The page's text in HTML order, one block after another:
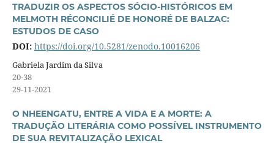
TRADUZIR OS ASPECTOS SÓCIO-HISTÓRICOS EM
MELMOTH RÉCONCILIÉ DE HONORÉ DE BALZAC:
ESTUDOS DE CASO
DOI: https://doi.org/10.5281/zenodo.10016206
Gabriela Jardim da Silva
20-38
29-11-2021
O NHEENGATU, ENTRE A VIDA E A MORTE: A
TRADUÇÃO LITERÁRIA COMO POSSÍVEL INSTRUMENTO
DE SUA REVITALIZAÇÃO LEXICAL